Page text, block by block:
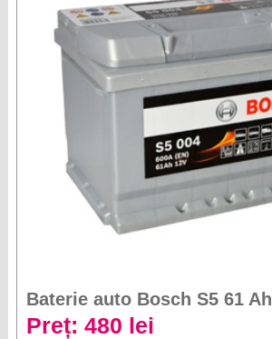
Baterie auto Bosch S5 61 Ah
Preț: 480 lei